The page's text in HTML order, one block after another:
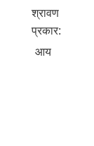
श्रावण
प्रकार:
आय